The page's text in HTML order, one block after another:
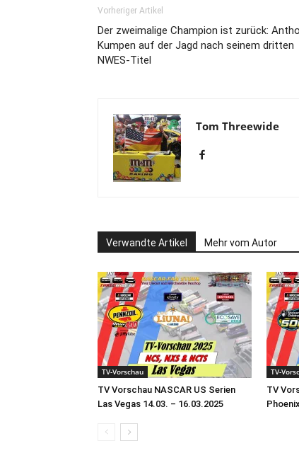
Vorheriger Artikel
Der zweimalige Champion ist zurück:
Kumpen auf der Jagd nach seinem dritten
NWES-Titel
Tom Threewide
Verwandte Artikel Mehr vom Autor
TV-Vorschau
TV Vorschau NASCAR US Serien
Las Vegas 14.03. – 16.03.2025
TV-
TV